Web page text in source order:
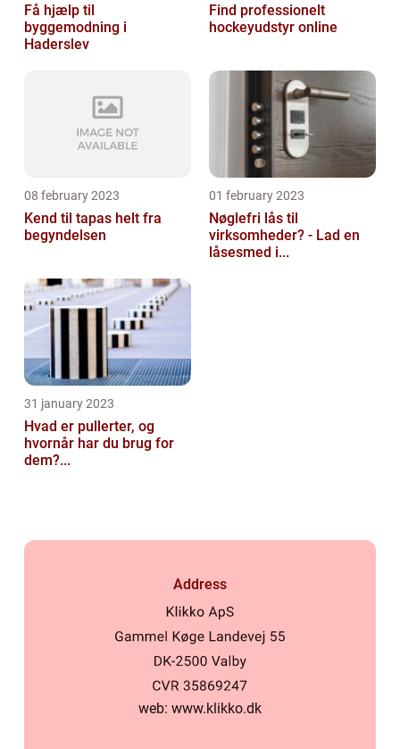
Få hjælp til
byggemodning i
Haderslev
Find professionelt
hockeyudstyr online
08 february 2023
Kend til tapas helt fra
begyndelsen
01 february 2023
Nøglefri lås til
virksomheder? - Lad en
låsesmed i...
31 january 2023
Hvad er pullerter, og
hvornår har du brug for
dem?...
Address
web: www.klikko.dk